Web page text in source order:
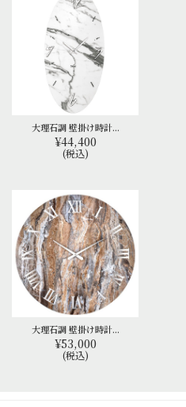
大理石調 壁掛け時計...
¥44,400
(税込)
大理石調 壁掛け時計...
¥53,000
(税込)